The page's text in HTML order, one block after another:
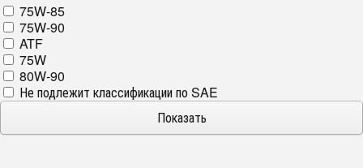
75W-85
75W-90
ATF
75W
80W-90
Не подлежит классификации по SAE